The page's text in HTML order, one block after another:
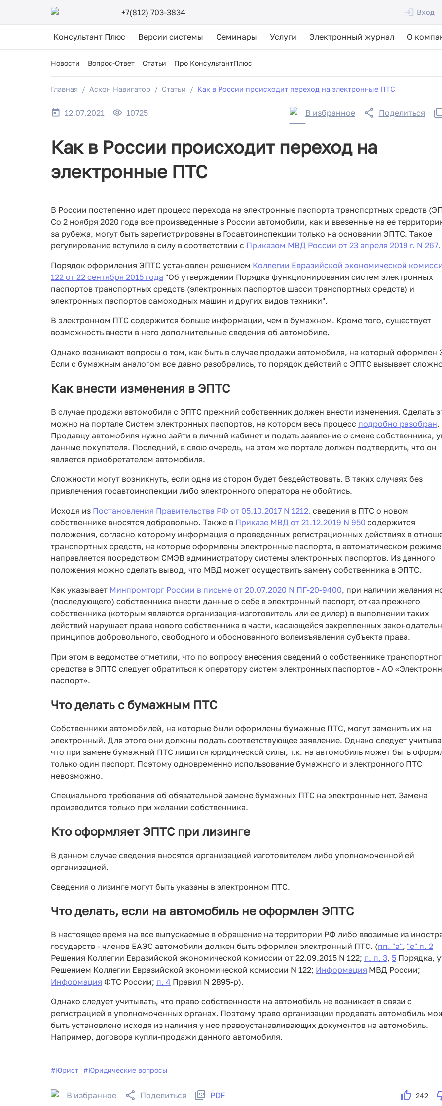
+7(812) 703-3834 Вход
Консультант Плюс Версии системы Семинары Услуги Электронный журнал О
Новости Вопрос-Ответ Статьи Про КонсультантПлюс
Главная Аскон Навигатор Статьи Как в России происходит переход на электронные ПТС
12.07.2021 10725 В избранное Поделиться
Как в России происходит переход на
электронные ПТС
В России постепенно идет процесс перехода на электронные паспорта транспортных средств
Со 2 ноября 2020 года все произведенные в России автомобили, как и ввезенные на ее
за рубежа, могут быть зарегистрированы в Госавтоинспекции только на основании ЭПТС. Такое
регулирование вступило в силу в соответствии с Приказом МВД России от 23 апреля 2019 г. N 267.
Порядок оформления ЭПТС установлен решением Коллегии Евразийской экономической
122 от 22 сентября 2015 года "Об утверждении Порядка функционирования систем электронных
паспортов транспортных средств (электронных паспортов шасси транспортных средств) и
электронных паспортов самоходных машин и других видов техники".
В электронном ПТС содержится больше информации, чем в бумажном. Кроме того, существует
возможность внести в него дополнительные сведения об автомобиле.
Однако возникают вопросы о том, как быть в случае продажи автомобиля, на который оформлен
Если с бумажным аналогом все давно разобрались, то порядок действий с ЭПТС вызывает
Как внести изменения в ЭПТС
В случае продажи автомобиля с ЭПТС прежний собственник должен внести изменения. Сделать
можно на портале Систем электронных паспортов, на котором весь процесс подробно разобран.
Продавцу автомобиля нужно зайти в личный кабинет и подать заявление о смене собственника,
данные покупателя. Последний, в свою очередь, на этом же портале должен подтвердить, что он
является приобретателем автомобиля.
Сложности могут возникнуть, если одна из сторон будет бездействовать. В таких случаях без
привлечения госавтоинспекции либо электронного оператора не обойтись.
Исходя из Постановления Правительства РФ от 05.10.2017 N 1212, сведения в ПТС о новом
собственнике вносятся добровольно. Также в Приказе МВД от 21.12.2019 N 950 содержится
положения, согласно которому информация о проведенных регистрационных действиях в
транспортных средств, на которые оформлены электронные паспорта, в автоматическом режиме
направляется посредством СМЭВ администратору системы электронных паспортов. Из данного
положения можно сделать вывод, что МВД может осуществить замену собственника в ЭПТС.
Как указывает Минпромторг России в письме от 20.07.2020 N ПГ-20-9400, при наличии желания
(последующего) собственника внести данные о себе в электронный паспорт, отказ прежнего
собственника (которым являются организация-изготовитель или ее дилер) в выполнении таких
действий нарушает права нового собственника в части, касающейся закрепленных
принципов добровольного, свободного и обоснованного волеизъявления субъекта права.
При этом в ведомстве отметили, что по вопросу внесения сведений о собственнике
средства в ЭПТС следует обратиться к оператору систем электронных паспортов - АО
паспорт».
Что делать с бумажным ПТС
Собственники автомобилей, на которые были оформлены бумажные ПТС, могут заменить их на
электронный. Для этого они должны подать соответствующее заявление. Однако следует
что при замене бумажный ПТС лишится юридической силы, т.к. на автомобиль может быть
только один паспорт. Поэтому одновременно использование бумажного и электронного ПТС
невозможно.
Специального требования об обязательной замене бумажных ПТС на электронные нет. Замена
производится только при желании собственника.
Кто оформляет ЭПТС при лизинге
В данном случае сведения вносятся организацией изготовителем либо уполномоченной ей
организацией.
Сведения о лизинге могут быть указаны в электронном ПТС.
Что делать, если на автомобиль не оформлен ЭПТС
В настоящее время на все выпускаемые в обращение на территории РФ либо ввозимые из
государств - членов ЕАЭС автомобили должен быть оформлен электронный ПТС. (пп. "а", "е" п. 2
Решения Коллегии Евразийской экономической комиссии от 22.09.2015 N 122; п. п. 3, 5 Порядка,
Решением Коллегии Евразийской экономической комиссии N 122; Информация МВД России;
Информация ФТС России; п. 4 Правил N 2895-р).
Однако следует учитывать, что право собственности на автомобиль не возникает в связи с
регистрацией в уполномоченных органах. Поэтому право организации продавать автомобиль
быть установлено исходя из наличия у нее правоустанавливающих документов на автомобиль.
Например, договора купли-продажи данного автомобиля.
#Юрист #Юридические вопросы
В избранное Поделиться PDF 242